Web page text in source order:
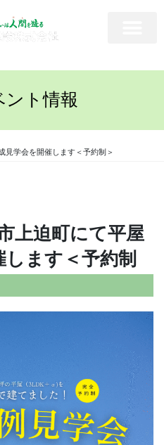
ント情報
見学会を開催します＜予約制＞
上迫町にて平屋
ます＜予約制